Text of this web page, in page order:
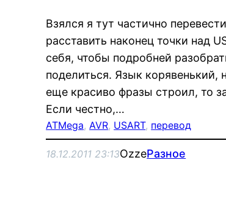
Взялся я тут частично
расставить наконец точки над
себя, чтобы подробней
поделиться. Язык
еще красиво фразы строил, то
Если честно,…
ATMega, AVR, USART, перевод
18.12.2011 23:13OzzeРазное